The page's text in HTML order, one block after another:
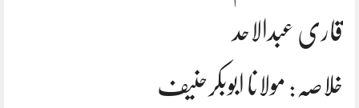
قاری عبدالاحد
خلاصہ: مولانا ابوبکرحنیف